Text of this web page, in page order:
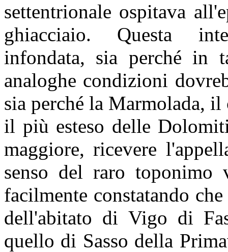
settentrionale ospitava
ghiacciaio. Questa
infondata, sia perché in
analoghe condizioni
sia perché la Marmolada,
il più esteso delle
maggiore, ricevere
senso del raro
facilmente constatando
dell'abitato di Vigo di
quello di Sasso della